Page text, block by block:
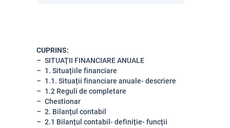
CUPRINS:
SITUAȚII FINANCIARE ANUALE
1. Situațiile financiare
1.1. Situații financiare anuale- descriere
1.2 Reguli de completare
Chestionar
2. Bilanțul contabil
2.1 Bilanțul contabil- definiție- funcții